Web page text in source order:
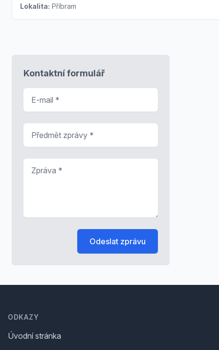
Lokalita: Příbram
Kontaktní formulář
Odeslat zprávu
ODKAZY
Úvodní stránka